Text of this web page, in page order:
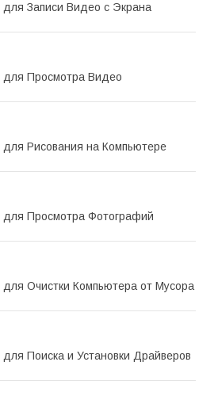
для Записи Видео с Экрана
для Просмотра Видео
для Рисования на Компьютере
для Просмотра Фотографий
Очистки Компьютера от Мусора
Поиска и Установки Драйверов